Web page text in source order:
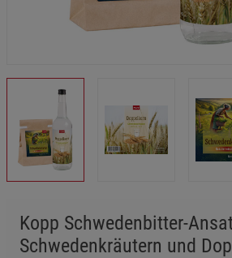
Kopp Schwedenbitter-
Schwedenkräutern und